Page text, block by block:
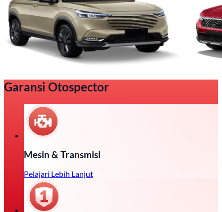
Garansi Otospector
Mesin & Transmisi
Pelajari Lebih Lanjut